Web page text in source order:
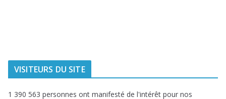
VISITEURS DU SITE
1 390 563 personnes ont manifesté de l'intérêt pour nos